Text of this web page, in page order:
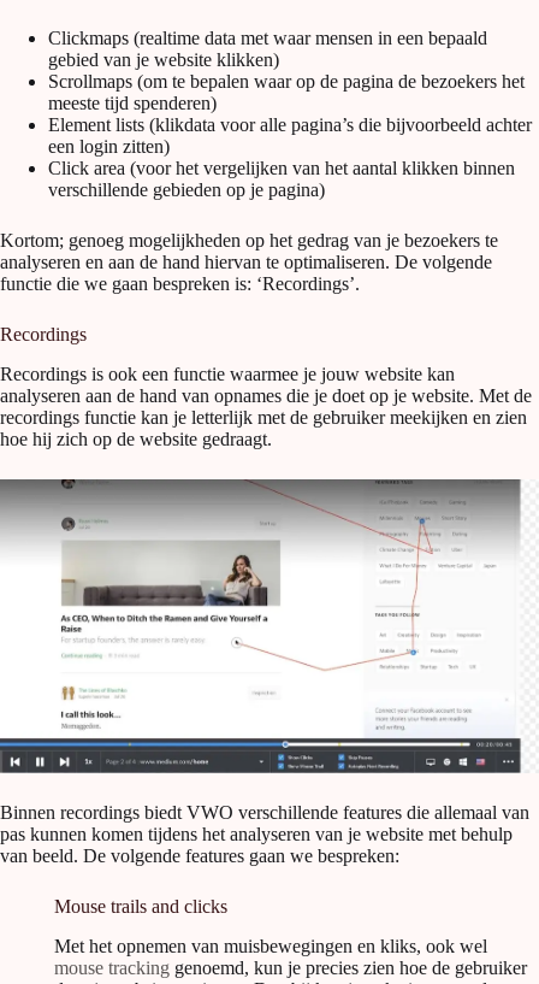
Clickmaps (realtime data met waar mensen in een bepaald
gebied van je website klikken)
Scrollmaps (om te bepalen waar op de pagina de bezoekers het
meeste tijd spenderen)
Element lists (klikdata voor alle pagina’s die bijvoorbeeld achter
een login zitten)
Click area (voor het vergelijken van het aantal klikken binnen
verschillende gebieden op je pagina)
Kortom; genoeg mogelijkheden op het gedrag van je bezoekers te
analyseren en aan de hand hiervan te optimaliseren. De volgende
functie die we gaan bespreken is: ‘Recordings’.
Recordings
Recordings is ook een functie waarmee je jouw website kan
analyseren aan de hand van opnames die je doet op je website. Met de
recordings functie kan je letterlijk met de gebruiker meekijken en zien
hoe hij zich op de website gedraagt.
Binnen recordings biedt VWO verschillende features die allemaal van
pas kunnen komen tijdens het analyseren van je website met behulp
van beeld. De volgende features gaan we bespreken:
Mouse trails and clicks
Met het opnemen van muisbewegingen en kliks, ook wel
mouse trackinggenoemd, kun je precies zien hoe de gebruiker